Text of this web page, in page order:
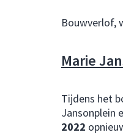
Bouwverlof,
Marie
Tijdens het
Jansonplein
2022